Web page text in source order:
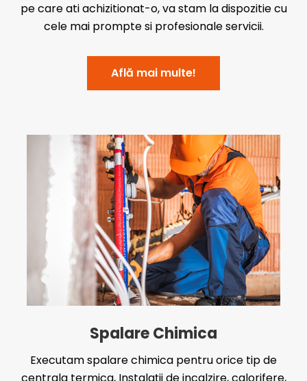
pe care ati achizitionat-o, va stam la dispozitie cu
cele mai prompte si profesionale servicii.
Află mai multe!
Spalare Chimica
Executam spalare chimica pentru orice tip de